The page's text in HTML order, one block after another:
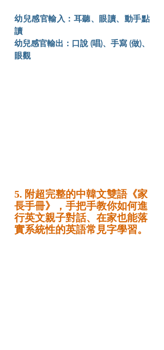
幼兒感官輸入：耳聽、眼讀、動手點
讀
幼兒感官輸出：口說 (唱)、手寫 (做)、
眼觀
5. 附超完整的中韓文雙語《家
長手冊》，手把手教你如何進
行英文親子對話、在家也能落
實系統性的英語常見字學習。